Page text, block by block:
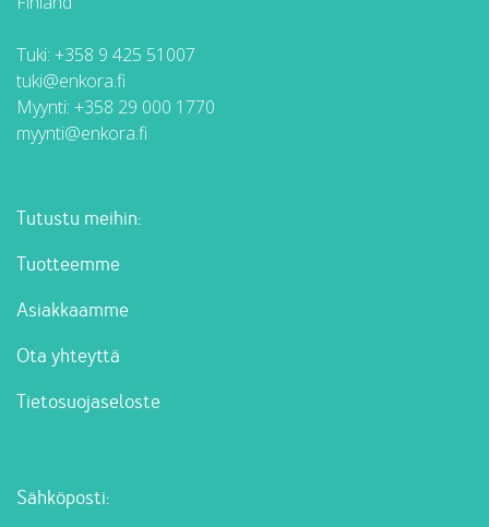
Tuki: +358 9 425 51007
tuki@enkora.fi
Myynti: +358 29 000 1770
myynti@enkora.fi
Tutustu meihin:
Tuotteemme
Asiakkaamme
Ota yhteyttä
Tietosuojaseloste
Sähköposti: